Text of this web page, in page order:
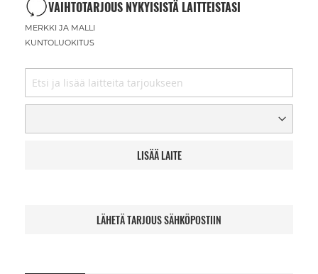
VAIHTOTARJOUS NYKYISISTÄ LAITTEISTASI
MERKKI JA MALLI
KUNTOLUOKITUS
LISÄÄ LAITE
LÄHETÄ TARJOUS SÄHKÖPOSTIIN